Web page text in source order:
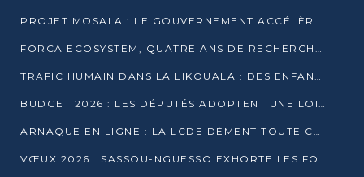
PROJET MOSALA : LE GOUVERNEMENT ACCÉLÈRE L’INSERTION DES JEUNES EN 2026
FORCA ECOSYSTEM, QUATRE ANS DE RECHERCHE DE TERRAIN AVANT UN LANCEMENT OFFICIEL EN 2026
TRAFIC HUMAIN DANS LA LIKOUALA : DES ENFANTS AUTOCHTONES RÉDUITS AU TRAVAIL FORCÉ
BUDGET 2026 : LES DÉPUTÉS ADOPTENT UNE LOI DES FINANCES DE PLUS DE 2500 MILLIARDS FCFA
ARNAQUE EN LIGNE : LA LCDE DÉMENT TOUTE CAMPAGNE DE RECRUTEMENT
VŒUX 2026 : SASSOU-NGUESSO EXHORTE LES FORCES VIVES À RENFORCER L’UNITÉ